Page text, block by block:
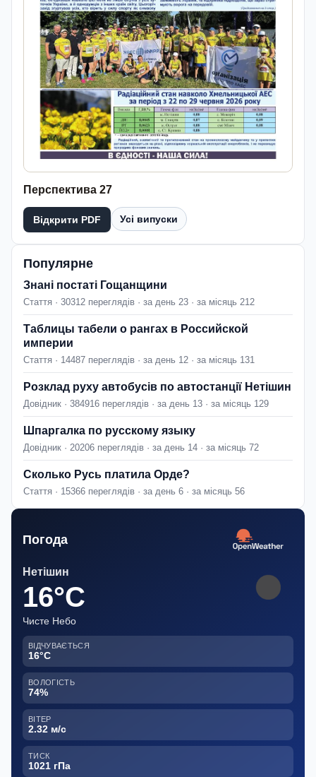
Перспектива 27
Відкрити PDF Усі випуски
Популярне
Знані постаті Гощанщини
Стаття · 30312 переглядів · за день 23 · за місяць 212
Таблицы табели о рангах в Российской
империи
Стаття · 14487 переглядів · за день 12 · за місяць 131
Розклад руху автобусів по автостанції Нетішин
Довідник · 384916 переглядів · за день 13 · за місяць 129
Шпаргалка по русскому языку
Довідник · 20206 переглядів · за день 14 · за місяць 72
Сколько Русь платила Орде?
Стаття · 15366 переглядів · за день 6 · за місяць 56
Погода
Нетішин
16°C
Чисте Небо
ВІДЧУВАЄТЬСЯ
16°C
ВОЛОГІСТЬ
74%
ВІТЕР
2.32 м/с
ТИСК
1021 гПа